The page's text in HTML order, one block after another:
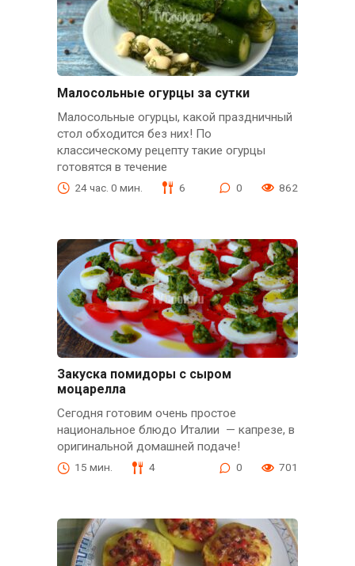
Малосольные огурцы за сутки
Малосольные огурцы, какой праздничный
стол обходится без них! По
классическому рецепту такие огурцы
готовятся в течение
24 час. 0 мин. 6 0 862
Закуска помидоры с сыром
моцарелла
Сегодня готовим очень простое
национальное блюдо Италии — капрезе, в
оригинальной домашней подаче!
15 мин. 4 0 701